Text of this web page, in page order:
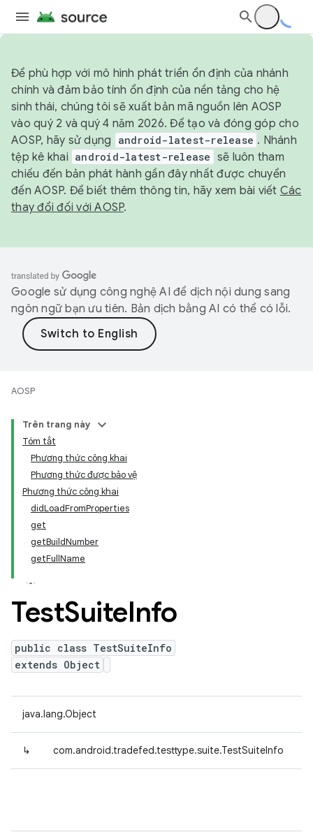
Để phù hợp với mô hình phát triển ổn định của nhánh
chính và đảm bảo tính ổn định của nền tảng cho hệ
sinh thái, chúng tôi sẽ xuất bản mã nguồn lên AOSP
vào quý 2 và quý 4 năm 2026. Để tạo và đóng góp cho
AOSP, hãy sử dụng
android-latest-release . Nhánh
tệp kê khai android-latest-release sẽ luôn tham
chiếu đến bản phát hành gần đây nhất được chuyển
đến AOSP. Để biết thêm thông tin, hãy xem bài viết Các
thay đổi đối với AOSP.
Google sử dụng công nghệ AI để dịch nội dung sang
ngôn ngữ bạn ưu tiên. Bản dịch bằng AI có thể có lỗi.
AOSP
Trên trang này
Tóm tắt
Phương thức công khai
Phương thức được bảo vệ
Phương thức công khai
didLoadFromProperties
get
getBuildNumber
getFullName
TestSuiteInfo
public class TestSuiteInfo
extends Object
java.lang.Object
↳ com.android.tradefed.testtype.suite.TestSuiteInfo